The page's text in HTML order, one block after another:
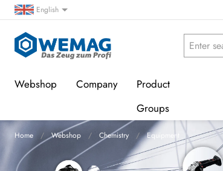
English
Webshop Company
Product
Groups
Home Webshop Chemistry Equipment